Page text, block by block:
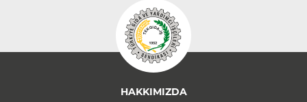
HAKKIMIZDA